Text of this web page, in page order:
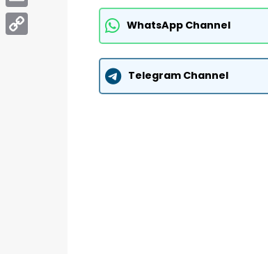
WhatsApp Channel
Telegram Channel
Email